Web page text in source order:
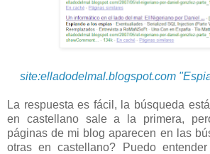
site:elladodelmal.blogspot.com
La respuesta es fácil, la búsqueda
en castellano sale a la primera,
páginas de mi blog aparecen en las
otras en castellano? Puedo